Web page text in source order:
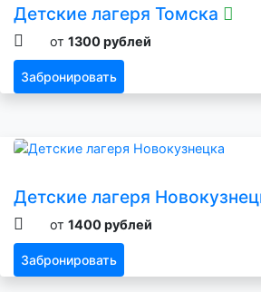
Детские лагеря Томска
от 1300 рублей
Забронировать
Детские лагеря
от 1400 рублей
Забронировать